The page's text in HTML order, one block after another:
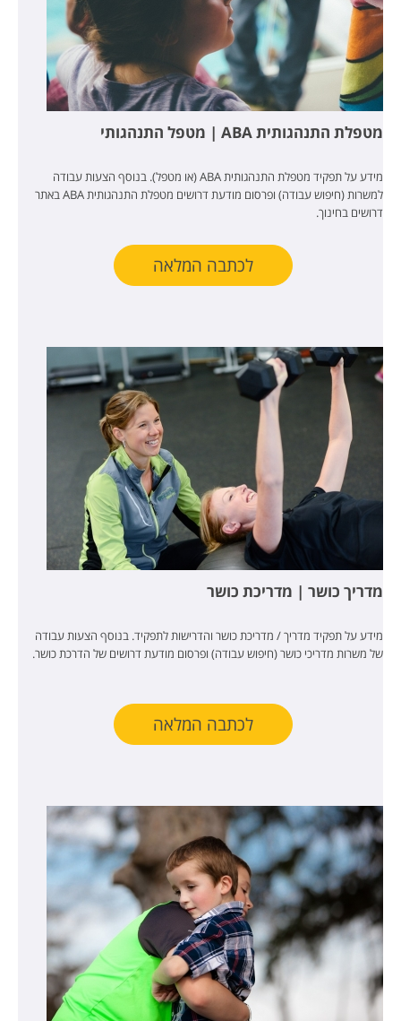
מטפלת התנהגותית ABA | מטפל התנהגותי
מידע על תפקיד מטפלת התנהגותית ABA (או מטפל). בנוסף הצעות עבודה
למשרות (חיפוש עבודה) ופרסום מודעת דרושים מטפלת התנהגותית ABA באתר
דרושים בחינוך.
לכתבה המלאה
מדריך כושר | מדריכת כושר
מידע על תפקיד מדריך / מדריכת כושר והדרישות לתפקיד. בנוסף הצעות עבודה
של משרות מדריכי כושר (חיפוש עבודה) ופרסום מודעת דרושים של הדרכת כושר.
לכתבה המלאה